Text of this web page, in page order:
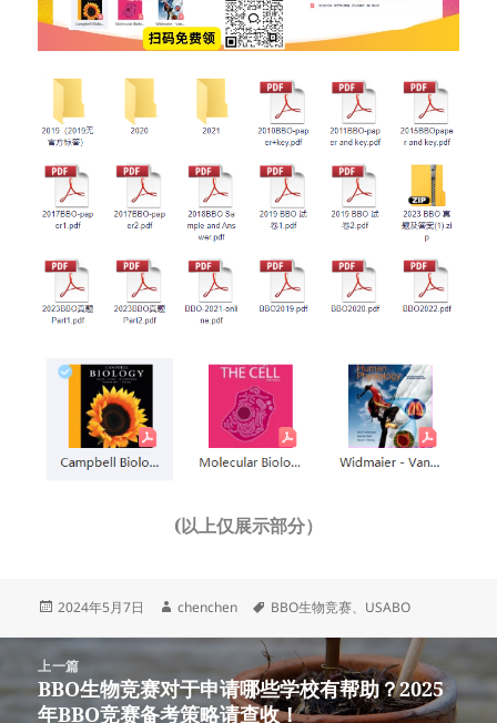
(以上仅展示部分）
发
2024年5月7日
作
chenchen
标
BBO生物竞赛、 USABO
导
上一篇
上
篇
BBO生物竞赛对于申请哪些学校有帮助？2025
年BBO竞赛备考策略请查收！